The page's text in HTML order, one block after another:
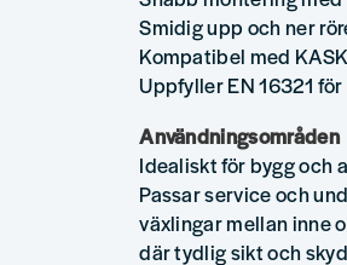
Smidig upp och ner
Kompatibel med
Uppfyller EN 16321
Användningsområden
Idealiskt för bygg och
Passar service och
växlingar mellan inne
där tydlig sikt och